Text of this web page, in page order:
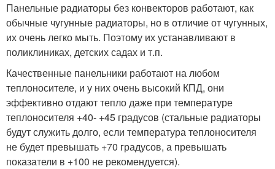
Панельные радиаторы без конвекторов работают, как
обычные чугунные радиаторы, но в отличие от чугунных,
их очень легко мыть. Поэтому их устанавливают в
поликлиниках, детских садах и т.п.
Качественные панельники работают на любом
теплоносителе, и у них очень высокий КПД, они
эффективно отдают тепло даже при температуре
теплоносителя +40- +45 градусов (стальные радиаторы
будут служить долго, если температура теплоносителя
не будет превышать +70 градусов, а превышать
показатели в +100 не рекомендуется).